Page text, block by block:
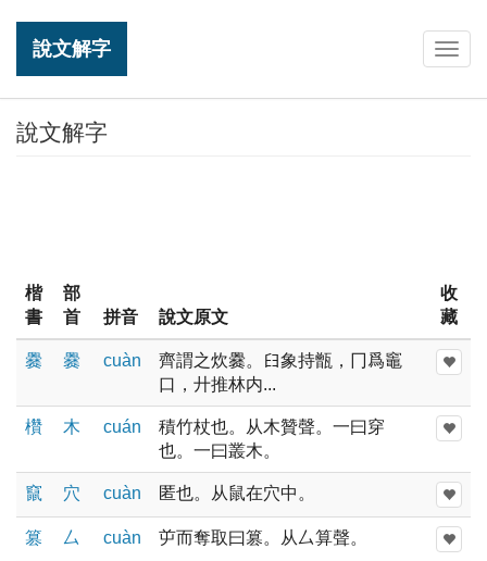
說文解字
說文解字
楷
書
部
首
拼音 說文原文
收
藏
爨 爨 cuàn
齊謂之炊爨。𦥑象持甑，冂爲竈
口，廾推林内...
欑 木 cuán
積竹杖也。从木贊聲。一曰穿
也。一曰叢木。
竄 穴 cuàn 匿也。从鼠在穴中。
篡 厶 cuàn 屰而奪取曰篡。从厶算聲。